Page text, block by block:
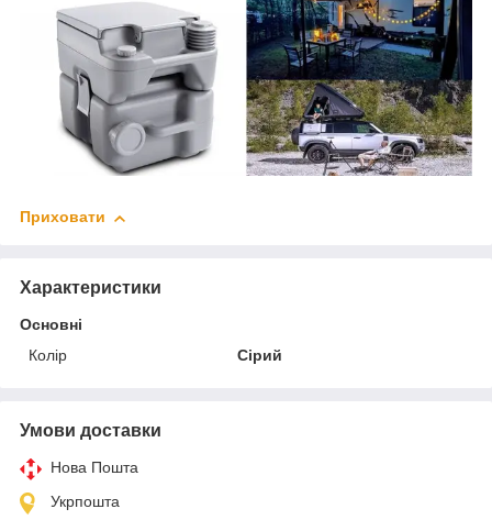
Приховати
Характеристики
Основні
Колір
Сірий
Умови доставки
Нова Пошта
Укрпошта